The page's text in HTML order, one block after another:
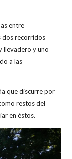
entre
dos recorridos
llevadero y uno
a las
que discurre por
restos del
en éstos.